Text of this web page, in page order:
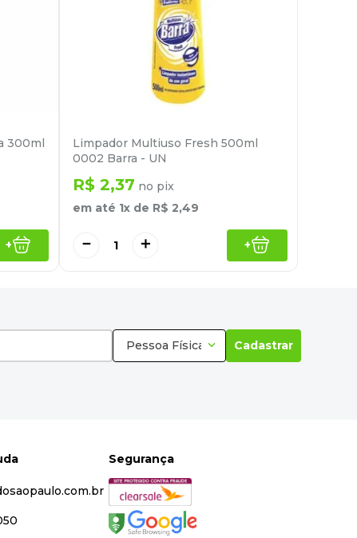
300ml
+
Limpador Multiuso Fresh 500ml
0002 Barra - UN
R$ 2,37 no pix
em até 1x de R$ 2,49
＋
－ +
Pessoa Física Cadastrar
Segurança